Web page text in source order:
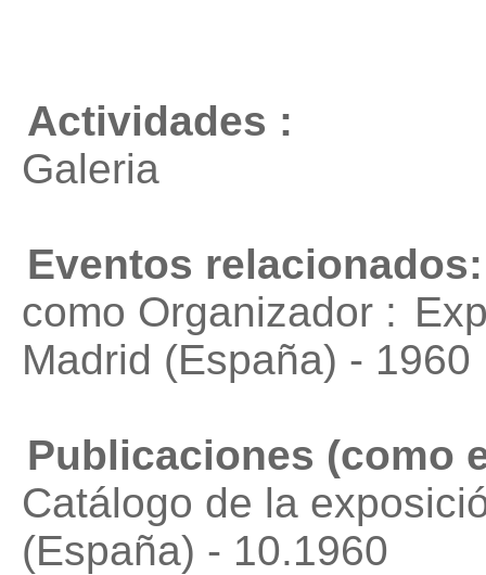
Actividades :
Galeria
Eventos relacionados:
como Organizador :
Madrid (España) - 1960
Publicaciones (como
Catálogo de la
(España) - 10.1960